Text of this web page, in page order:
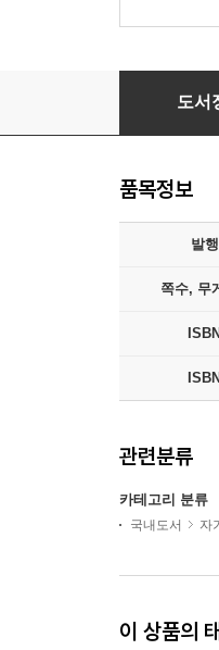
이 한마디가
도서
품목정보
발
쪽수, 무
관련분류
카테고리 분류
국내도서 자
이 상품의